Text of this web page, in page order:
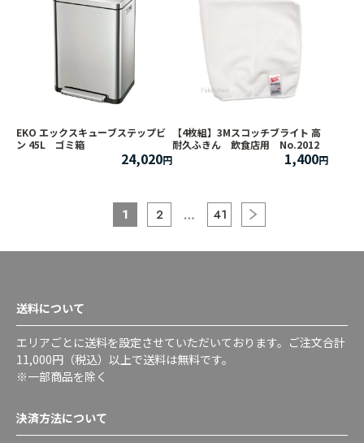
EKO エックスキューブステップビ
ン 45L ゴミ箱
24,020
【4枚組】3Mスコッチブライト 高
耐久ふきん 飲食店用 No.2012
1,400
1 2 41
送料について
エリアごとに送料を設定させていただいております。ご注文合計
11,000円（税込）以上で送料は無料です。
※一部商品を除く
決済方法について